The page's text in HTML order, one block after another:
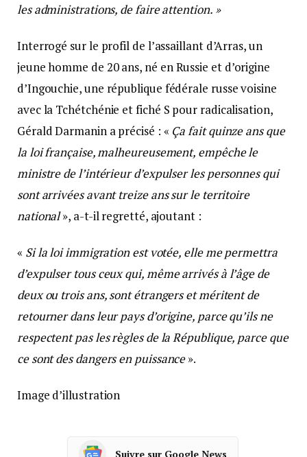
les administrations, de faire attention. »
Interrogé sur le profil de l’assaillant d’Arras, un
jeune homme de 20 ans, né en Russie et d’origine
d’Ingouchie, une république fédérale russe voisine
avec la Tchétchénie et fiché S pour radicalisation,
Gérald Darmanin a précisé : « Ça fait quinze ans que
la loi française, malheureusement, empêche le
ministre de l’intérieur d’expulser les personnes qui
sont arrivées avant treize ans sur le territoire
national», a-t-il regretté, ajoutant :
« Si la loi immigration est votée, elle me permettra
d’expulser tous ceux qui, même arrivés à l’âge de
deux ou trois ans, sont étrangers et méritent de
retourner dans leur pays d’origine, parce qu’ils ne
respectent pas les règles de la République, parce que
ce sont des dangers en puissance».
Image d’illustration
Suivre sur Google News